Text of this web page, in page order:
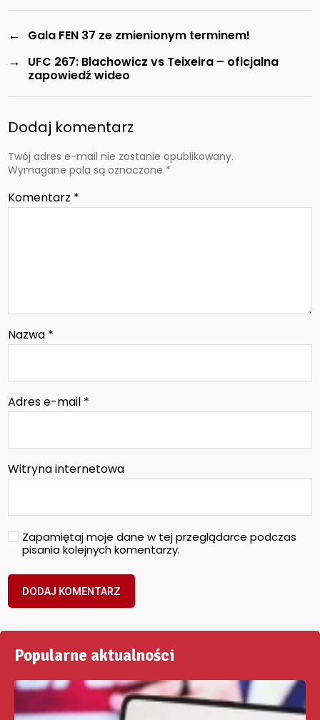
← Gala FEN 37 ze zmienionym terminem!
→
UFC 267: Blachowicz vs Teixeira – oficjalna
zapowiedź wideo
Dodaj komentarz
Twój adres e-mail nie zostanie opublikowany.
Wymagane pola są oznaczone *
Komentarz *
Nazwa *
Adres e-mail *
Witryna internetowa
Zapamiętaj moje dane w tej przeglądarce podczas
pisania kolejnych komentarzy.
Popularne aktualności